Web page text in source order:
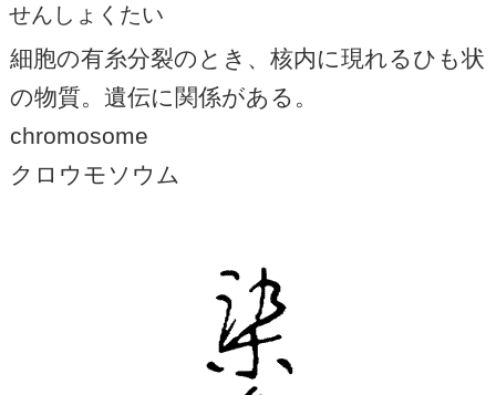
せんしょくたい
細胞の有糸分裂のとき、核内に現れるひも状
の物質。遺伝に関係がある。
chromosome
クロウモソウム